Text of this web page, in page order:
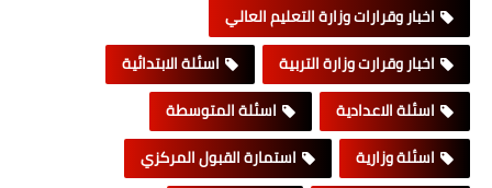
اخبار وقرارات وزارة التعليم العالي
اخبار وقرارت وزارة التربية
اسئلة الابتدائية
اسئلة الاعدادية
اسئلة المتوسطة
اسئلة وزارية
استمارة القبول المركزي